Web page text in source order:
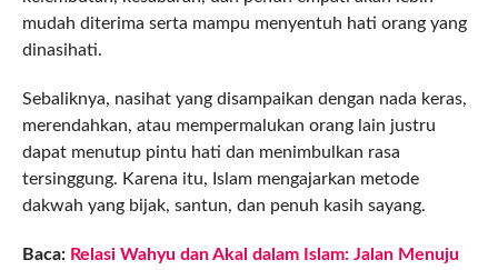
mudah diterima serta mampu menyentuh hati orang yang
dinasihati.
Sebaliknya, nasihat yang disampaikan dengan nada keras,
merendahkan, atau mempermalukan orang lain justru
dapat menutup pintu hati dan menimbulkan rasa
tersinggung. Karena itu, Islam mengajarkan metode
dakwah yang bijak, santun, dan penuh kasih sayang.
Baca: Relasi Wahyu dan Akal dalam Islam: Jalan Menuju